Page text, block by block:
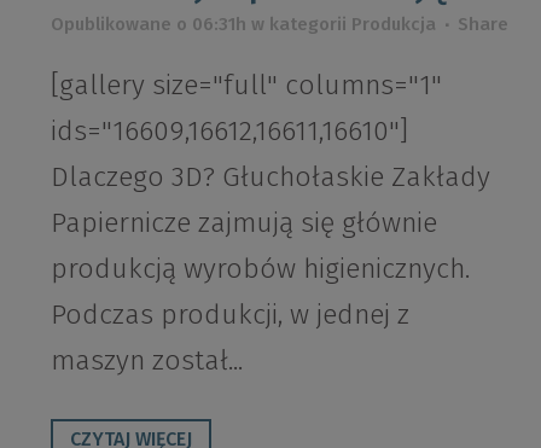
Opublikowane o 06:31h w kategorii Produkcja Share
[gallery size="full" columns="1"
ids="16609,16612,16611,16610"]
Dlaczego 3D? Głuchołaskie Zakłady
Papiernicze zajmują się głównie
produkcją wyrobów higienicznych.
Podczas produkcji, w jednej z
maszyn został...
CZYTAJ WIĘCEJ